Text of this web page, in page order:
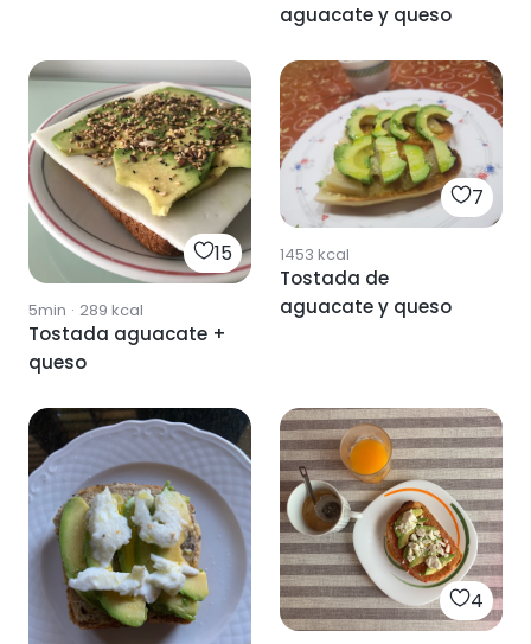
aguacate y queso
15
5min · 289 kcal
Tostada aguacate +
queso
7
1453 kcal
Tostada de
aguacate y queso
4